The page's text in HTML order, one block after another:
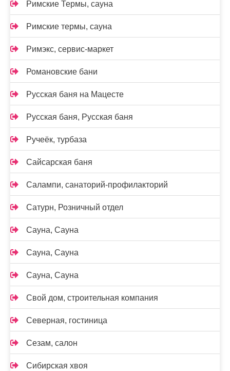
Римские Термы, сауна
Римские термы, сауна
Римэкс, сервис-маркет
Романовские бани
Русская баня на Мацесте
Русская баня, Русская баня
Ручеёк, турбаза
Сайсарская баня
Салампи, санаторий-профилакторий
Сатурн, Розничный отдел
Сауна, Сауна
Сауна, Сауна
Сауна, Сауна
Свой дом, строительная компания
Северная, гостиница
Сезам, салон
Сибирская хвоя